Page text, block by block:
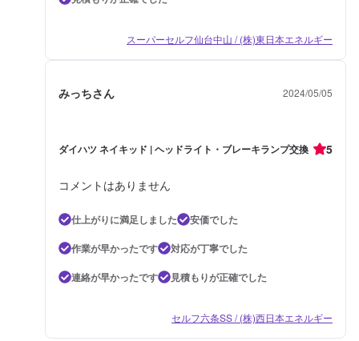
スーパーセルフ仙台中山 / (株)東日本エネルギー
みっちさん 2024/05/05
ダイハツ ネイキッド | ヘッドライト・ブレーキランプ交換 5
コメントはありません
仕上がりに満足しました
安価でした
作業が早かったです
対応が丁寧でした
連絡が早かったです
見積もりが正確でした
セルフ六条SS / (株)西日本エネルギー